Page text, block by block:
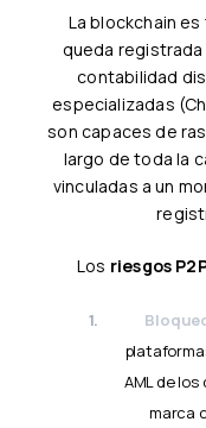
La blockchain es transparente. Cada transacción
queda
contabilidad
especializadas
son capaces de
largo de toda la
vinculadas a un
Los riesgos
AML de
marca